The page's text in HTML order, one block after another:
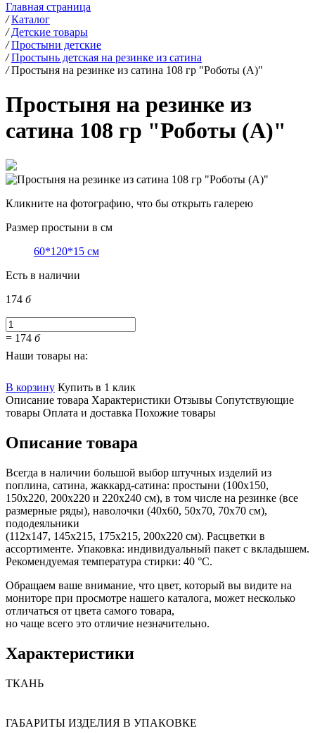
Главная страница
/ Каталог
/ Детские товары
/ Простыни детские
/ Простынь детская на резинке из сатина
/ Простыня на резинке из сатина 108 гр "Роботы (А)"
Простыня на резинке из
сатина 108 гр "Роботы (А)"
Кликните на фотографию, что бы открыть галерею
Размер простыни в см
60*120*15 см
Есть в наличии
174 б
= 174 б
Наши товары на:
В корзину Купить в 1 клик
Описание товара Характеристики Отзывы Сопутствующие
товары Оплата и доставка Похожие товары
Описание товара
Всегда в наличии большой выбор штучных изделий из
поплина, сатина, жаккард-сатина: простыни (100х150,
150х220, 200х220 и 220х240 см), в том числе на резинке (все
размерные ряды), наволочки (40х60, 50х70, 70х70 см),
пододеяльники
(112х147, 145х215, 175х215, 200х220 см). Расцветки в
ассортименте. Упаковка: индивидуальный пакет с вкладышем.
Рекомендуемая температура стирки: 40 °С.
Обращаем ваше внимание, что цвет, который вы видите на
мониторе при просмотре нашего каталога, может несколько
отличаться от цвета самого товара,
но чаще всего это отличие незначительно.
Характеристики
ТКАНЬ
ГАБАРИТЫ ИЗДЕЛИЯ В УПАКОВКЕ